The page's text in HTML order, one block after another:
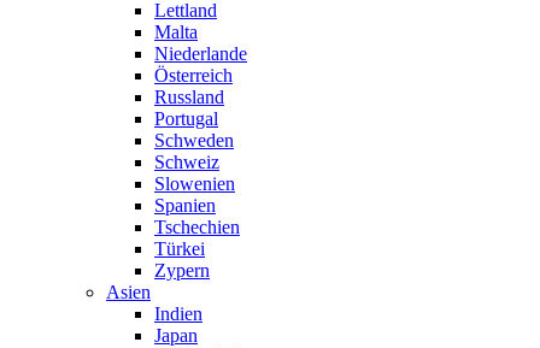
Lettland
Malta
Niederlande
Österreich
Russland
Portugal
Schweden
Schweiz
Slowenien
Spanien
Tschechien
Türkei
Zypern
Asien
Indien
Japan